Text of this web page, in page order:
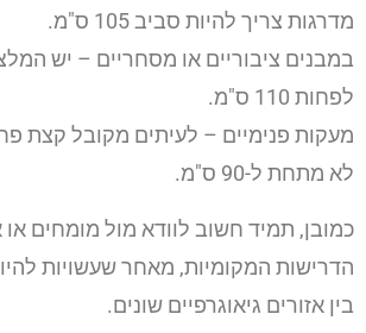
מדרגות צריך להיות סביב 105 ס"מ.
במבנים ציבוריים או מסחריים – יש
לפחות 110 ס"מ.
מעקות פנימיים – לעיתים מקובל קצת
לא מתחת ל-90 ס"מ.
כמובן, תמיד חשוב לוודא מול מומחים או
הדרישות המקומיות, מאחר שעשויות
בין אזורים גיאוגרפיים שונים.